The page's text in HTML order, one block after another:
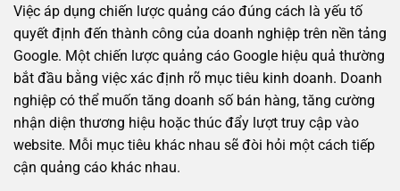
Việc áp dụng chiến lược quảng cáo đúng cách là yếu tố
quyết định đến thành công của doanh nghiệp trên nền tảng
Google. Một chiến lược quảng cáo Google hiệu quả thường
bắt đầu bằng việc xác định rõ mục tiêu kinh doanh. Doanh
nghiệp có thể muốn tăng doanh số bán hàng, tăng cường
nhận diện thương hiệu hoặc thúc đẩy lượt truy cập vào
website. Mỗi mục tiêu khác nhau sẽ đòi hỏi một cách tiếp
cận quảng cáo khác nhau.